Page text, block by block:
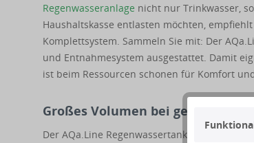
Regenwasseranlage nicht nur Trinkwasser,
Haushaltskasse entlasten möchten,
Komplettsystem. Sammeln Sie mit: Der
und Entnahmesystem ausgestattet. Damit
ist beim Ressourcen schonen für Komfort
Großes Volumen bei geringem
Der AQa.Line Regenwassertank wird